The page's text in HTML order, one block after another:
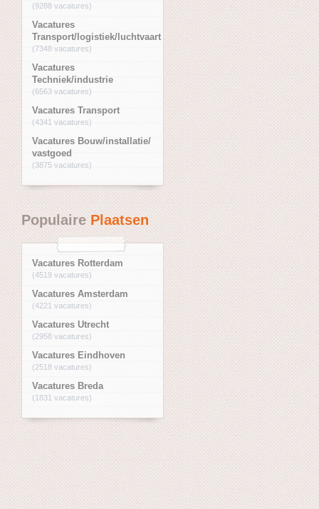
(9288 vacatures)
Vacatures
Transport/logistiek/luchtvaart
(7348 vacatures)
Vacatures
Techniek/industrie
(6563 vacatures)
Vacatures Transport
(4341 vacatures)
Vacatures Bouw/installatie/
vastgoed
(3875 vacatures)
PopulairePlaatsen
Vacatures Rotterdam
(4519 vacatures)
Vacatures Amsterdam
(4221 vacatures)
Vacatures Utrecht
(2958 vacatures)
Vacatures Eindhoven
(2518 vacatures)
Vacatures Breda
(1831 vacatures)